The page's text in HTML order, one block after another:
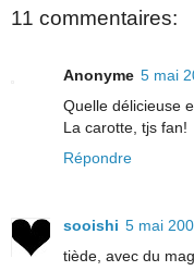
11 commentaires:
Anonyme 5 mai
Quelle délicieuse
La carotte, tjs fan!
Répondre
sooishi 5 mai
tiède, avec du